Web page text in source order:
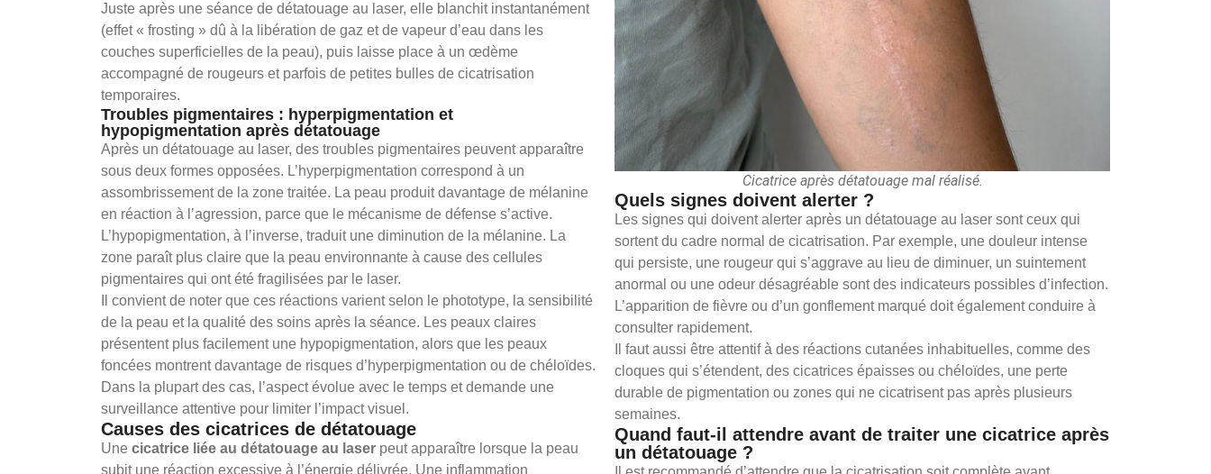
Juste après une séance de détatouage au laser, elle blanchit instantanément
(effet « frosting » dû à la libération de gaz et de vapeur d’eau dans les
couches superficielles de la peau), puis laisse place à un œdème
accompagné de rougeurs et parfois de petites bulles de cicatrisation
temporaires.
Troubles pigmentaires : hyperpigmentation et
hypopigmentation après détatouage
Après un détatouage au laser, des troubles pigmentaires peuvent apparaître
sous deux formes opposées. L’hyperpigmentation correspond à un
assombrissement de la zone traitée. La peau produit davantage de mélanine
en réaction à l’agression, parce que le mécanisme de défense s’active.
L’hypopigmentation, à l’inverse, traduit une diminution de la mélanine. La
zone paraît plus claire que la peau environnante à cause des cellules
pigmentaires qui ont été fragilisées par le laser.
Il convient de noter que ces réactions varient selon le phototype, la sensibilité
de la peau et la qualité des soins après la séance. Les peaux claires
présentent plus facilement une hypopigmentation, alors que les peaux
foncées montrent davantage de risques d’hyperpigmentation ou de chéloïdes.
Dans la plupart des cas, l’aspect évolue avec le temps et demande une
surveillance attentive pour limiter l’impact visuel.
Causes des cicatrices de détatouage
Une cicatrice liée au détatouage au laser peut apparaître lorsque la peau
subit une réaction excessive à l’énergie délivrée. Une inflammation
Cicatrice après détatouage mal réalisé.
Quels signes doivent alerter ?
Les signes qui doivent alerter après un détatouage au laser sont ceux qui
sortent du cadre normal de cicatrisation. Par exemple, une douleur intense
qui persiste, une rougeur qui s’aggrave au lieu de diminuer, un suintement
anormal ou une odeur désagréable sont des indicateurs possibles d’infection.
L’apparition de fièvre ou d’un gonflement marqué doit également conduire à
consulter rapidement.
Il faut aussi être attentif à des réactions cutanées inhabituelles, comme des
cloques qui s’étendent, des cicatrices épaisses ou chéloïdes, une perte
durable de pigmentation ou zones qui ne cicatrisent pas après plusieurs
semaines.
Quand faut-il attendre avant de traiter une cicatrice après
un détatouage ?